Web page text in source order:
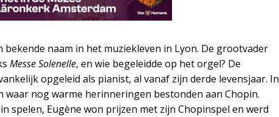
bekende naam in het muziekleven in Lyon. De grootvader
Messe Solenelle, en wie begeleidde op het orgel? De
opgeleid als pianist, al vanaf zijn derde levensjaar. In
waar nog warme herinneringen bestonden aan Chopin.
spelen, Eugène won prijzen met zijn Chopinspel en werd